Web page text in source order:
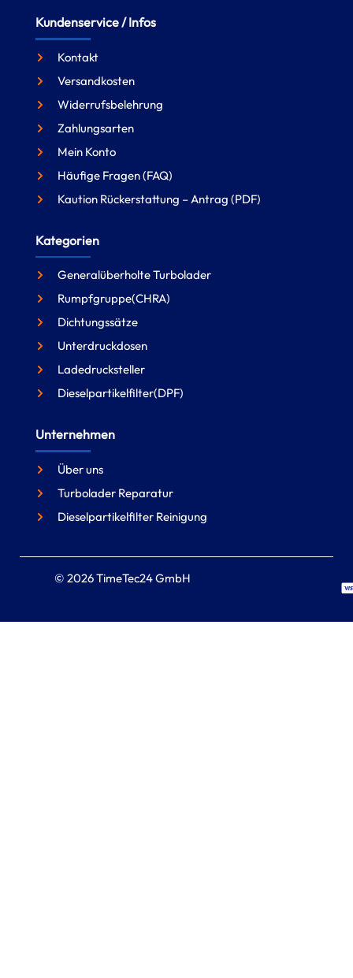
Kundenservice / Infos
Kontakt
Versandkosten
Widerrufsbelehrung
Zahlungsarten
Mein Konto
Häufige Fragen (FAQ)
Kaution Rückerstattung – Antrag (PDF)
Kategorien
Generalüberholte Turbolader
Rumpfgruppe(CHRA)
Dichtungssätze
Unterdruckdosen
Ladedrucksteller
Dieselpartikelfilter(DPF)
Unternehmen
Über uns
Turbolader Reparatur
Dieselpartikelfilter Reinigung
© 2026 TimeTec24 GmbH